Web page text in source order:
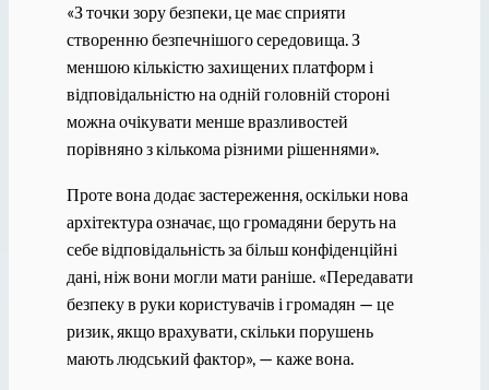
«З точки зору безпеки, це має сприяти
створенню безпечнішого середовища. З
меншою кількістю захищених платформ і
відповідальністю на одній головній стороні
можна очікувати менше вразливостей
порівняно з кількома різними рішеннями».
Проте вона додає застереження, оскільки нова
архітектура означає, що громадяни беруть на
себе відповідальність за більш конфіденційні
дані, ніж вони могли мати раніше. «Передавати
безпеку в руки користувачів і громадян — це
ризик, якщо врахувати, скільки порушень
мають людський фактор», — каже вона.